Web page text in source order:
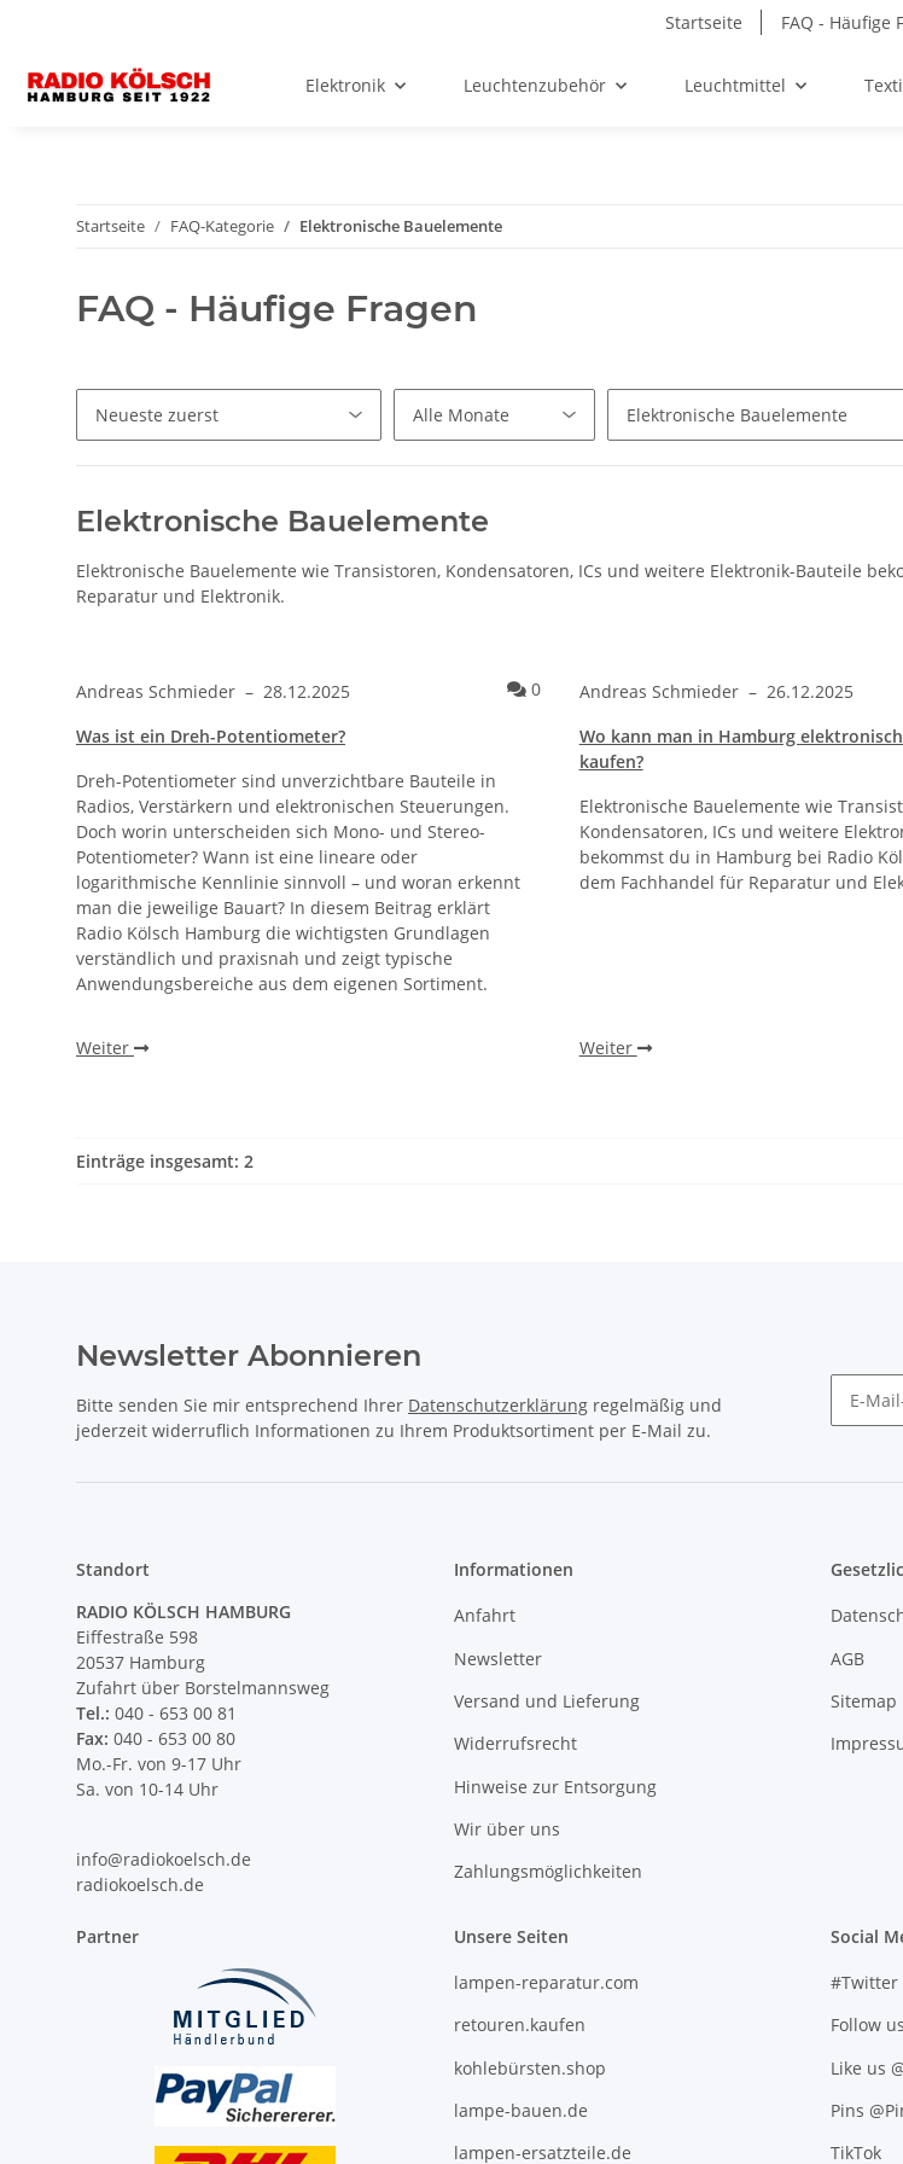
Startseite FAQ - Häufige
Elektronik Leuchtenzubehör Leuchtmittel
Startseite FAQ-Kategorie Elektronische Bauelemente
FAQ - Häufige Fragen
Elektronische Bauelemente
Elektronische Bauelemente wie Transistoren, Kondensatoren, ICs und weitere Elektronik-Bauteile
Reparatur und Elektronik.
Andreas Schmieder – 28.12.2025 0Kommentare zum Artikel Was ist ein Dreh-
Was ist ein Dreh-Potentiometer?
Dreh-Potentiometer sind unverzichtbare Bauteile in
Radios, Verstärkern und elektronischen Steuerungen.
Doch worin unterscheiden sich Mono- und Stereo-
Potentiometer? Wann ist eine lineare oder
logarithmische Kennlinie sinnvoll – und woran erkennt
man die jeweilige Bauart? In diesem Beitrag erklärt
Radio Kölsch Hamburg die wichtigsten Grundlagen
verständlich und praxisnah und zeigt typische
Anwendungsbereiche aus dem eigenen Sortiment.
Weiter
Andreas Schmieder – 26.12.2025
Wo kann man in Hamburg
kaufen?
Elektronische Bauelemente wie
Kondensatoren, ICs und weitere
bekommst du in Hamburg bei Radio
dem Fachhandel für Reparatur und
Weiter
Einträge insgesamt: 2
Newsletter Abonnieren
Bitte senden Sie mir entsprechend Ihrer Datenschutzerklärung regelmäßig und
jederzeit widerruflich Informationen zu Ihrem Produktsortiment per E-Mail zu.
Standort
RADIO KÖLSCH HAMBURG
Eiffestraße 598
20537 Hamburg
Zufahrt über Borstelmannsweg
Tel.: 040 - 653 00 81
Fax: 040 - 653 00 80
Mo.-Fr. von 9-17 Uhr
Sa. von 10-14 Uhr
info@radiokoelsch.de
radiokoelsch.de
Informationen
Anfahrt
Newsletter
Versand und Lieferung
Widerrufsrecht
Hinweise zur Entsorgung
Wir über uns
Zahlungsmöglichkeiten
AGB
Sitemap
Partner Unsere Seiten
lampen-reparatur.com
retouren.kaufen
kohlebürsten.shop
lampe-bauen.de
lampen-ersatzteile.de
Social
#Twitter
Follow
Like us
Pins
TikTok